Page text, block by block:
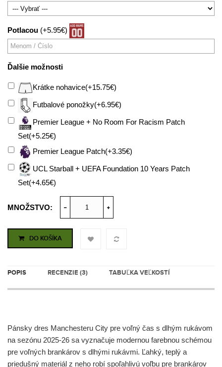
Potlacou (+5.95€)
Ďalšie možnosti
Krátke nohavice(+15.75€)
Futbalové ponožky(+6.95€)
Premier League + No Room For Racism Patch
Set(+5.25€)
Premier League Patch(+3.35€)
UCL Starball + UEFA Foundation 10 Years Patch
Set(+4.65€)
MNOŽSTVO:
DO KOŠÍKA
POPIS RECENZIE (3) TABUĽKA VEĽKOSTÍ
Pánsky dres Manchesteru City pre voľný čas s dlhým rukávom
na sezónu 2025-26 sa vyznačuje modernou farebnou schémou
pre voľných brankárov s dlhými rukávmi. Ľahký, teplý a
priedušný materiál z neho robí spoľahlivú voľbu pre brankárov